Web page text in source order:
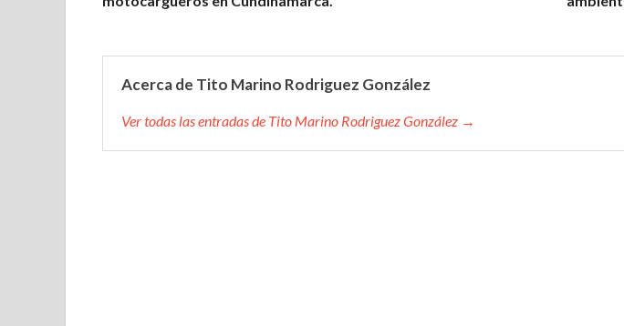
Acerca de Tito Marino Rodriguez González
Ver todas las entradas de Tito Marino Rodriguez González →